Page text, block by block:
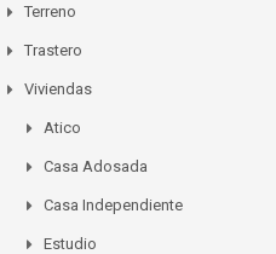
Terreno
Trastero
Viviendas
Atico
Casa Adosada
Casa Independiente
Estudio